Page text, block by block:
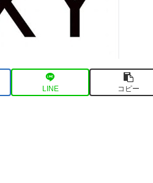
LINE コピー